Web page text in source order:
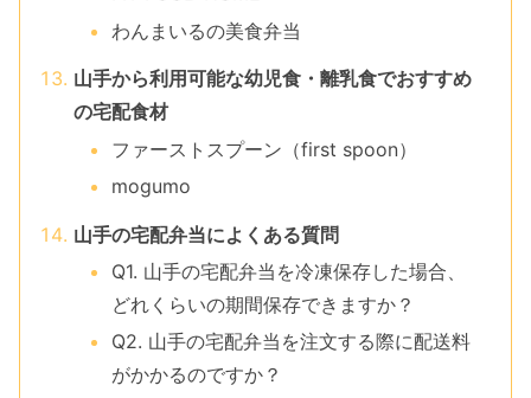
わんまいるの美食弁当
山手から利用可能な幼児食・離乳食でおすすめ
の宅配食材
ファーストスプーン（first spoon）
mogumo
山手の宅配弁当によくある質問
Q1. 山手の宅配弁当を冷凍保存した場合、
どれくらいの期間保存できますか？
Q2. 山手の宅配弁当を注文する際に配送料
がかかるのですか？